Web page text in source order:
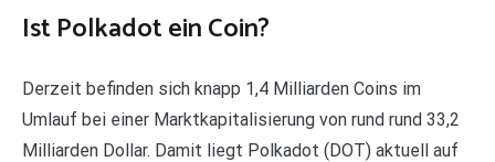
Ist Polkadot ein Coin?
Derzeit befinden sich knapp 1,4 Milliarden Coins im
Umlauf bei einer Marktkapitalisierung von rund rund 33,2
Milliarden Dollar. Damit liegt Polkadot (DOT) aktuell auf